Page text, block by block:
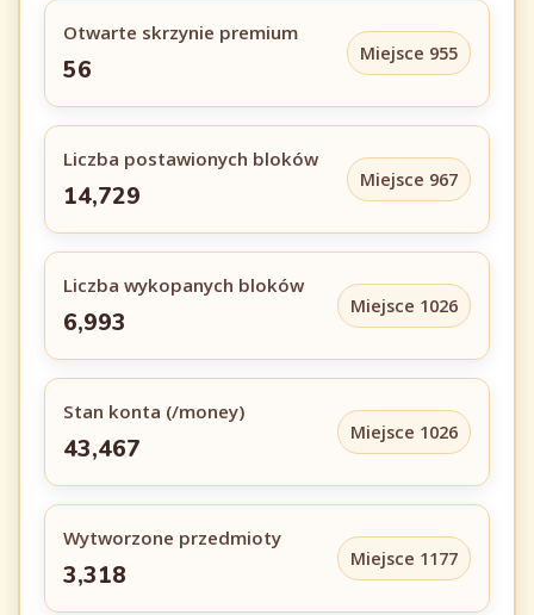
Otwarte skrzynie premium
56
Miejsce 955
Liczba postawionych bloków
14,729
Miejsce 967
Liczba wykopanych bloków
6,993
Miejsce 1026
Stan konta (/money)
43,467
Miejsce 1026
Wytworzone przedmioty
3,318
Miejsce 1177